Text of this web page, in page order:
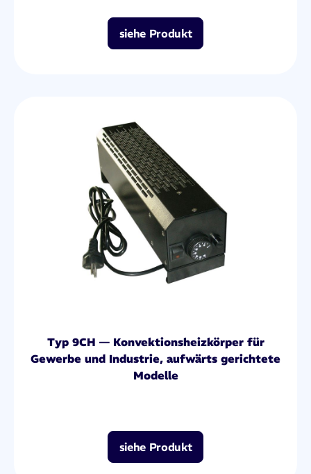
siehe Produkt
Typ 9CH — Konvektionsheizkörper für
Gewerbe und Industrie, aufwärts gerichtete
Modelle
siehe Produkt